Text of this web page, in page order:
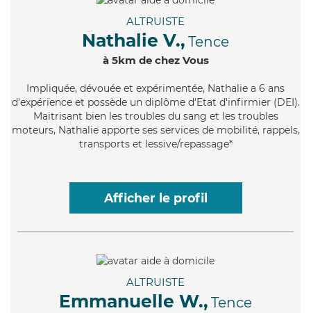
ALTRUISTE
Nathalie V., Tence
à 5km de chez Vous
Impliquée, dévouée et expérimentée, Nathalie a 6 ans
d'expérience et possède un diplôme d'Etat d'infirmier (DEI).
Maitrisant bien les troubles du sang et les troubles
moteurs, Nathalie apporte ses services de mobilité, rappels,
transports et lessive/repassage*
Afficher le profil
ALTRUISTE
Emmanuelle W., Tence